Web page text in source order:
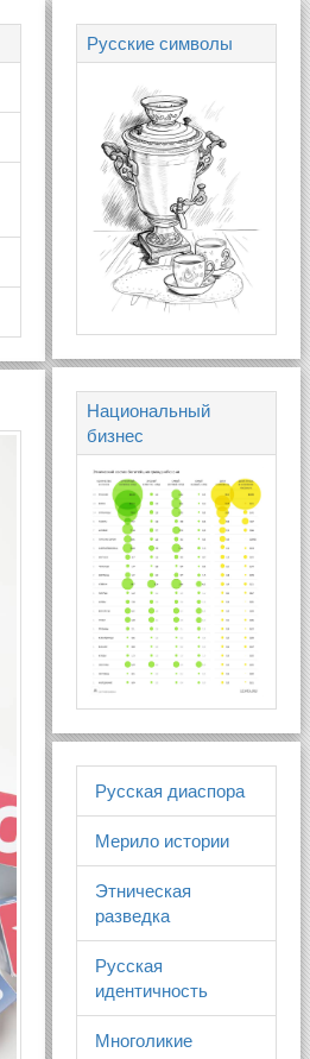
Русские символы
Национальный
бизнес
Русская диаспора
Мерило истории
Этническая
разведка
Русская
идентичность
Многоликие